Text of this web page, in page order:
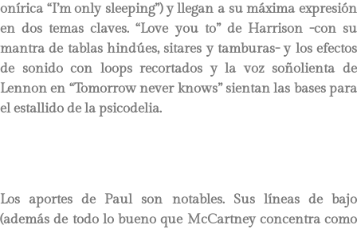
onírica “I’m only sleeping”) y llegan a su máxima expresión
en dos temas claves. “Love you to” de Harrison -con su
mantra de tablas hindúes, sitares y tamburas- y los efectos
de sonido con loops recortados y la voz soñolienta de
Lennon en “Tomorrow never knows” sientan las bases para
el estallido de la psicodelia.
Los aportes de Paul son notables. Sus líneas de bajo
(además de todo lo bueno que McCartney concentra como